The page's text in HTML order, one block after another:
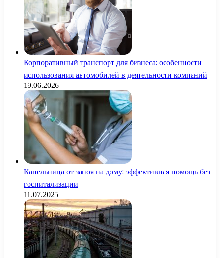
Корпоративный транспорт для бизнеса: особенности
использования автомобилей в деятельности компаний
19.06.2026
Капельница от запоя на дому: эффективная помощь без
госпитализации
11.07.2025